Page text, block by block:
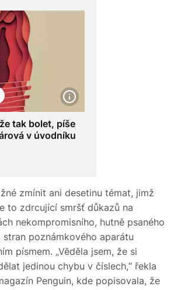
tak bolet, píše
v úvodníku
zmínit ani desetinu témat, jimž
to zdrcující smršť důkazů na
nekompromisního, hutně psaného
poznámkového aparátu
písmem. „Věděla jsem, že si
jedinou chybu v číslech,“ řekla
Penguin, kde popisovala, že